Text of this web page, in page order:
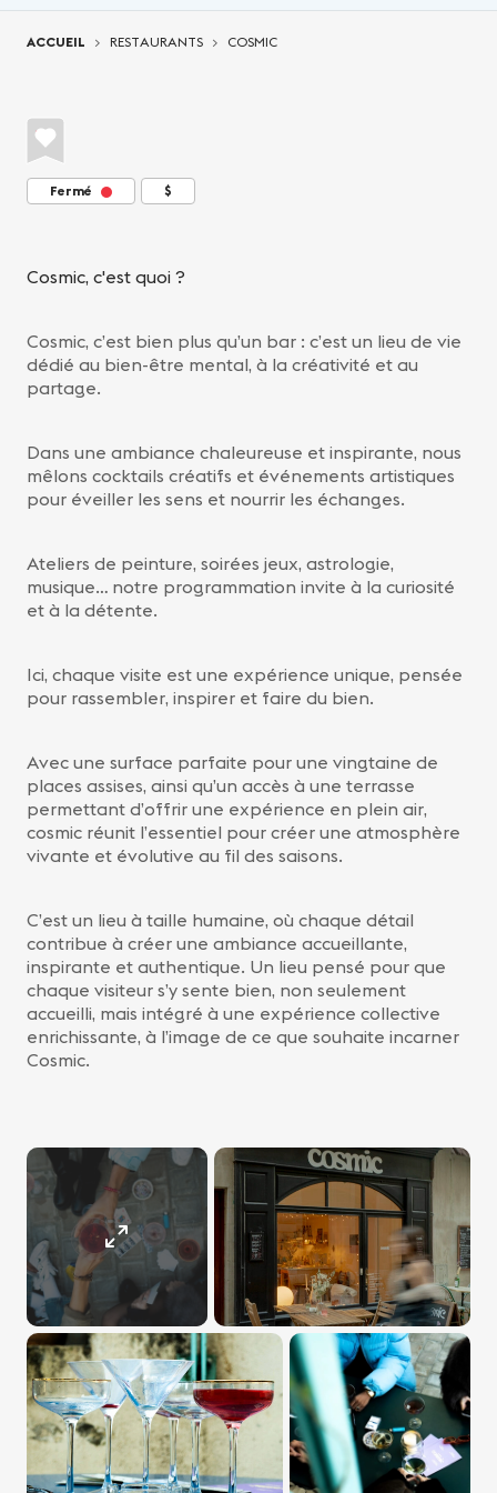
ACCUEIL RESTAURANTS COSMIC
Fermé $
Cosmic, c'est quoi ?
Cosmic, c’est bien plus qu’un bar : c’est un lieu de vie
dédié au bien-être mental, à la créativité et au
partage.
Dans une ambiance chaleureuse et inspirante, nous
mêlons cocktails créatifs et événements artistiques
pour éveiller les sens et nourrir les échanges.
Ateliers de peinture, soirées jeux, astrologie,
musique… notre programmation invite à la curiosité
et à la détente.
Ici, chaque visite est une expérience unique, pensée
pour rassembler, inspirer et faire du bien.
Avec une surface parfaite pour une vingtaine de
places assises, ainsi qu’un accès à une terrasse
permettant d’offrir une expérience en plein air,
cosmic réunit l’essentiel pour créer une atmosphère
vivante et évolutive au fil des saisons.
C’est un lieu à taille humaine, où chaque détail
contribue à créer une ambiance accueillante,
inspirante et authentique. Un lieu pensé pour que
chaque visiteur s’y sente bien, non seulement
accueilli, mais intégré à une expérience collective
enrichissante, à l’image de ce que souhaite incarner
Cosmic.